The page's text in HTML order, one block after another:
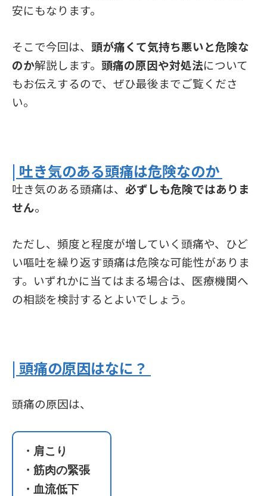
安にもなります。
そこで今回は、 頭が痛くて気持ち悪いと危険な
のか解説します。 頭痛の原因や対処法について
もお伝えするので、ぜひ最後までご覧くださ
い。
| 吐き気のある頭痛は危険なのか
吐き気のある頭痛は、 必ずしも危険ではありま
せん。
ただし、頻度と程度が増していく頭痛や、ひど
い嘔吐を繰り返す頭痛は危険な可能性がありま
す。いずれかに当てはまる場合は、医療機関へ
の相談を検討するとよいでしょう。
| 頭痛の原因はなに？
頭痛の原因は、
・肩こり
・筋肉の緊張
・血流低下